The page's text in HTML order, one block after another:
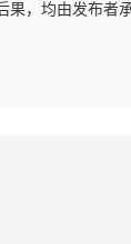
果，均由发布者